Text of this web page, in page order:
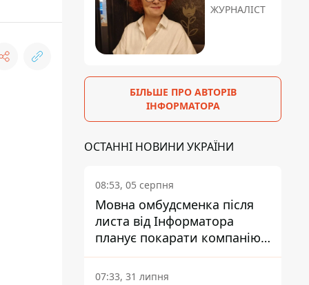
ЖУРНАЛІСТ
БІЛЬШЕ ПРО АВТОРІВ
ІНФОРМАТОРА
ОСТАННІ НОВИНИ УКРАЇНИ
08:53, 05 серпня
Мовна омбудсменка після
листа від Інформатора
планує покарати компанію-
підрядника ПриватБанку
07:33, 31 липня